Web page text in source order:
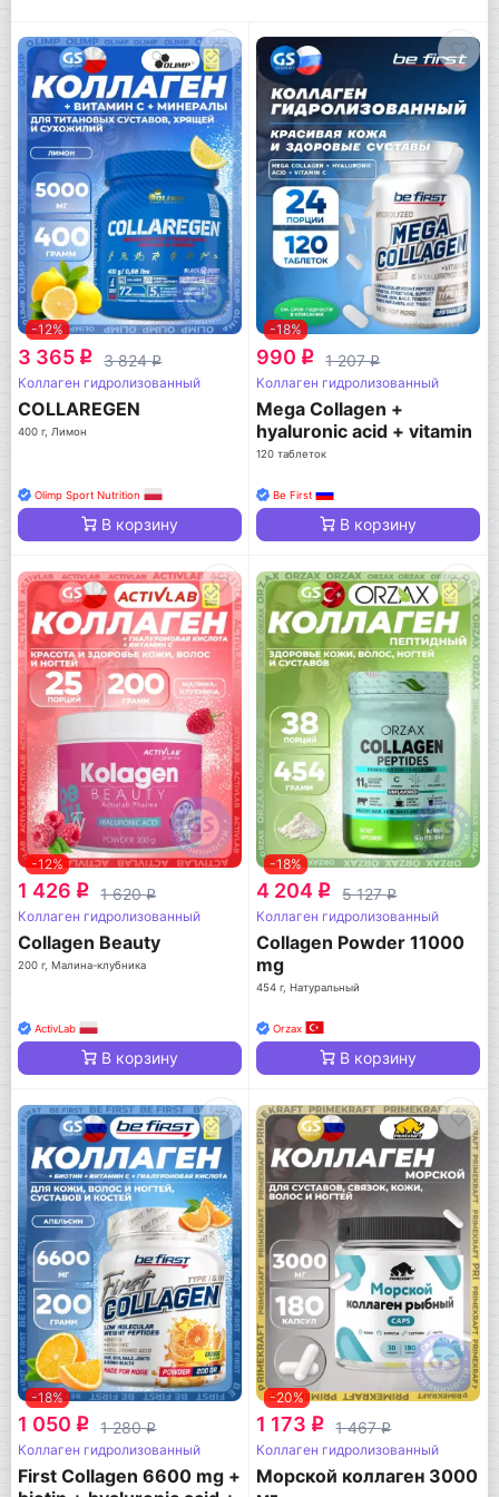
-12%
3 365 q 3 824q
Коллаген гидролизованный
COLLAREGEN
400 г, Лимон
Olimp Sport Nutrition
В корзину
-18%
990 q 1 207q
Коллаген гидролизованный
Mega Collagen +
hyaluronic acid + vitamin
C
120 таблеток
Be First
В корзину
-12%
1 426 q 1 620q
Коллаген гидролизованный
Collagen Beauty
200 г, Малина-клубника
ActivLab
В корзину
-18%
4 204 q 5 127q
Коллаген гидролизованный
Collagen Powder 11000
mg
454 г, Натуральный
Orzax
В корзину
-18%
1 050 q 1 280q
Коллаген гидролизованный
First Collagen 6600 mg +
-20%
1 173 q 1 467q
Коллаген гидролизованный
Морской коллаген 3000